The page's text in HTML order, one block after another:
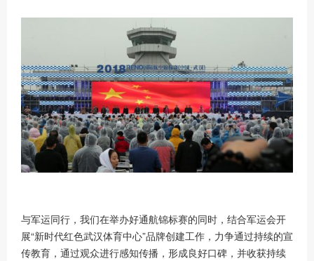
与军运同行，我们在举办好通航锦标赛的同时，结合军运会开
展“新时代红色武汉体育中心”品牌创建工作，力争通过持续的宣
传教育，通过观众进行感知传播，形成良好口碑，并收获持续